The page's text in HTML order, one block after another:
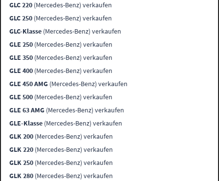
GLC 220 (Mercedes-Benz) verkaufen
GLC 250 (Mercedes-Benz) verkaufen
GLC-Klasse (Mercedes-Benz) verkaufen
GLE 250 (Mercedes-Benz) verkaufen
GLE 350 (Mercedes-Benz) verkaufen
GLE 400 (Mercedes-Benz) verkaufen
GLE 450 AMG (Mercedes-Benz) verkaufen
GLE 500 (Mercedes-Benz) verkaufen
GLE 63 AMG (Mercedes-Benz) verkaufen
GLE-Klasse (Mercedes-Benz) verkaufen
GLK 200 (Mercedes-Benz) verkaufen
GLK 220 (Mercedes-Benz) verkaufen
GLK 250 (Mercedes-Benz) verkaufen
GLK 280 (Mercedes-Benz) verkaufen